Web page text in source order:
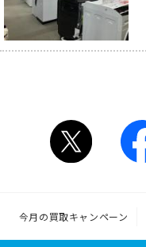
今月の買取キャンペーン